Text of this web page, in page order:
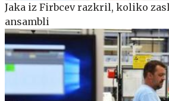
Jaka iz Firbcev razkril, koliko
ansambli